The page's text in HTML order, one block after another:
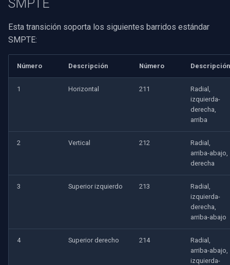
Imou
Arlo
Eufy Security
SMPTE
Esta transición soporta los siguientes barridos estándar
SMPTE:
Número Descripción Número Descripción
1 Horizontal 211
Radial,
izquierda-
derecha,
arriba
2 Vertical 212
Radial,
arriba-abajo,
derecha
3 Superior izquierdo 213
Radial,
izquierda-
derecha,
arriba-abajo
4 Superior derecho 214
Radial,
arriba-abajo,
izquierda-